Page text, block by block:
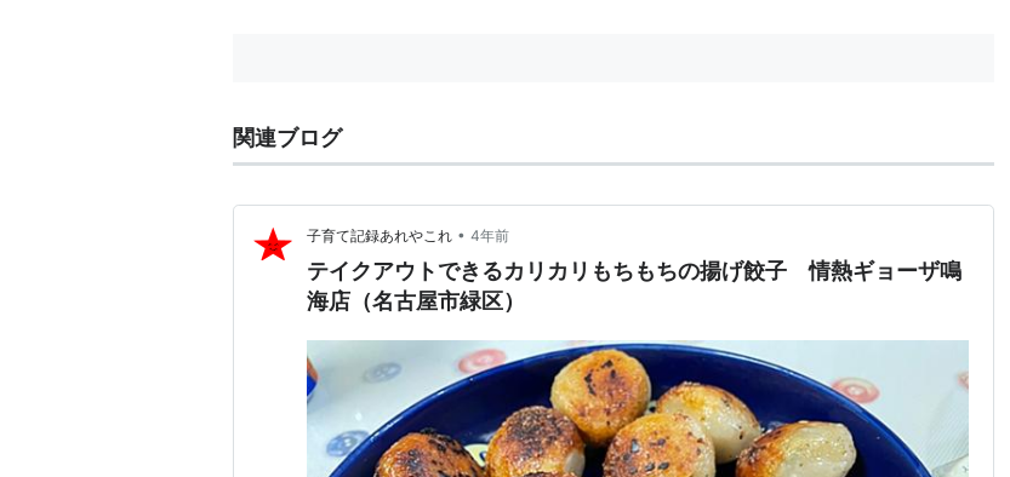
関連ブログ
子育て記録あれやこれ • 4年前
テイクアウトできるカリカリもちもちの揚げ餃子 情熱ギョーザ鳴
海店（名古屋市緑区）